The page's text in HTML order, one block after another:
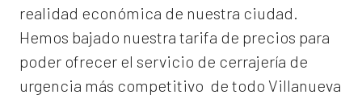
realidad económica de nuestra ciudad.
Hemos bajado nuestra tarifa de precios para
poder ofrecer el servicio de cerrajería de
urgencia más competitivo de todo Villanueva